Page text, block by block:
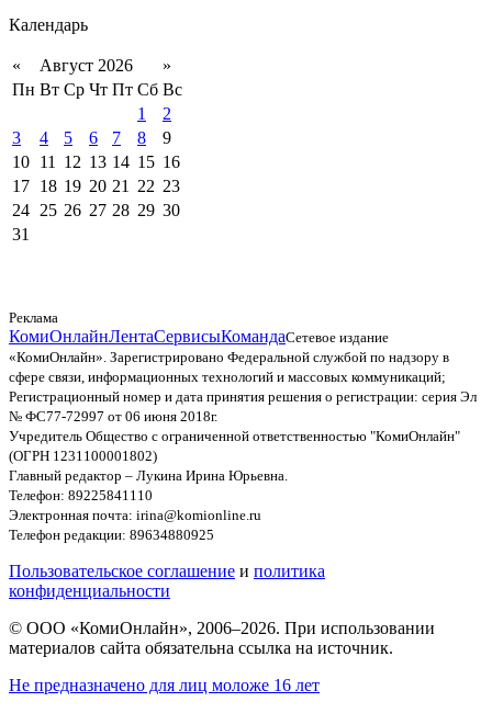
Календарь
« Август 2026
»
Пн Вт Ср Чт Пт Сб Вс
1
2
3
4 5 6 7 8
9
10 11 12 13 14 15 16
17 18 19 20 21 22 23
24 25 26 27 28 29 30
31
Реклама
КомиОнлайнЛентаСервисыКомандаСетевое издание
«КомиОнлайн». Зарегистрировано Федеральной службой по надзору в
сфере связи, информационных технологий и массовых коммуникаций;
Регистрационный номер и дата принятия решения о регистрации: серия Эл
№ ФС77-72997 от 06 июня 2018г.
Учредитель Общество с ограниченной ответственностью "КомиОнлайн"
(ОГРН 1231100001802)
Главный редактор – Лукина Ирина Юрьевна.
Телефон: 89225841110
Электронная почта: irina@komionline.ru
Телефон редакции: 89634880925
Пользовательское соглашение и политика
конфиденциальности
© ООО «КомиОнлайн», 2006–2026. При использовании
материалов сайта обязательна ссылка на источник.
Не предназначено для лиц моложе 16 лет